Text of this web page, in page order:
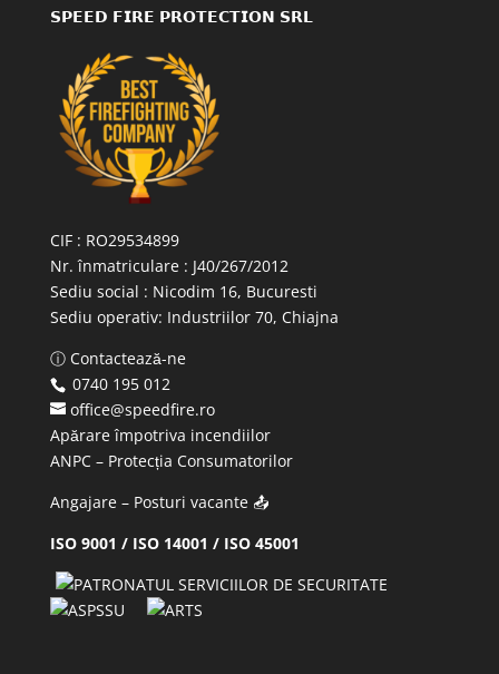
𝗦𝗣𝗘𝗘𝗗 𝗙𝗜𝗥𝗘 𝗣𝗥𝗢𝗧𝗘𝗖𝗧𝗜𝗢𝗡 𝗦𝗥𝗟
CIF : RO29534899
Nr. înmatriculare : J40/267/2012
Sediu social : Nicodim 16, Bucuresti
Sediu operativ: Industriilor 70, Chiajna
ⓘ Contactează-ne
0740 195 012
office@speedfire.ro
Apărare împotriva incendiilor
ANPC– Protecția Consumatorilor
Angajare – Posturi vacante📤
ISO 9001 / ISO 14001 / ISO 45001